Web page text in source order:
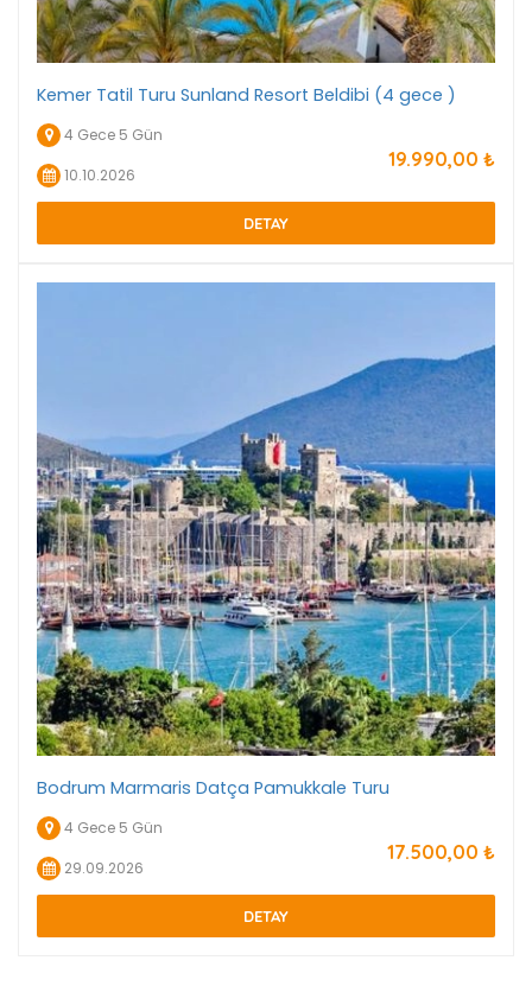
Kemer Tatil Turu Sunland Resort Beldibi (4 gece )
4 Gece 5 Gün
10.10.2026
19.990,00 ₺
DETAY
Bodrum Marmaris Datça Pamukkale Turu
4 Gece 5 Gün
29.09.2026
17.500,00 ₺
DETAY